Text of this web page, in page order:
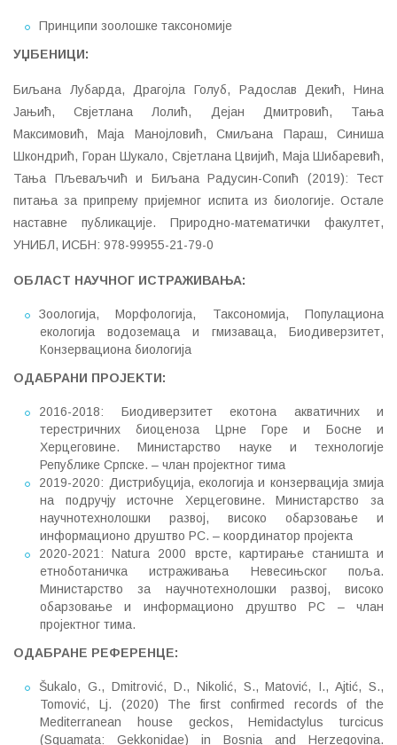
Принципи зоолошке таксономије
УЏБЕНИЦИ:
Биљана Лубарда, Драгојла Голуб, Радослав Декић, Нина
Јањић, Свјетлана Лолић, Дејан Дмитровић, Тања
Максимовић, Маја Манојловић, Смиљана Параш, Синиша
Шкондрић, Горан Шукало, Свјетлана Цвијић, Маја Шибаревић,
Тања Пљеваљчић и Биљана Радусин-Сопић (2019): Тест
питања за припрему пријемног испита из биологије. Остале
наставне публикације. Природно-математички факултет,
УНИБЛ, ИСБН: 978-99955-21-79-0
ОБЛАСТ НАУЧНОГ ИСТРАЖИВАЊА:
Зоологија, Морфологија, Таксономија, Популациона
екологија водоземаца и гмизаваца, Биодиверзитет,
Конзервациона биологија
ОДАБРАНИ ПРОЈЕKТИ:
2016-2018: Биодиверзитет екотона акватичних и
терестричних биоценоза Црне Горе и Босне и
Херцеговине. Министарство науке и технологије
Републике Српске. – члан пројектног тима
2019-2020: Дистрибуција, екологија и конзервација змија
на подручју источне Херцеговине. Министарство за
научнотехнолошки развој, високо обарзовање и
информационо друштво РС. – координатор пројекта
2020-2021: Natura 2000 врсте, картирање станишта и
етноботаничка истраживања Невесињског поља.
Министарство за научнотехнолошки развој, високо
обарзовање и информационо друштво РС – члан
пројектног тима.
ОДАБРАНЕ РЕФЕРЕНЦЕ:
Šukalo, G., Dmitrović, D., Nikolić, S., Matović, I., Ajtić, S.,
Tomović, Lj. (2020) The first confirmed records of the
Mediterranean house geckos, Hemidactylus turcicus
(Squamata: Gekkonidae) in Bosnia and Herzegovina.